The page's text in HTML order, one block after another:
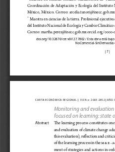
Coordinación  de  Adaptación  y  Ecología  del  Instituto
México, México Correo: arcelia.tanori@in
** Maestra en ciencias de la tierra. Profesional
del Instituto Nacional de Ecología y Cambio Climático
Correo: martha.perez@inecc.gob.mx orcid. org/0000-
doi.org/10.32870/cer.v0i127.7802 / Esta obra está
NoComercial-SinDerivadas
| 7 |
carta económica regional |
  issn-
e:  2683-2852 | a ñ o
Monitoring and
focused on learning: state
Abstract The learning process constitutes
and evaluation of climate change
this evaluation), reflection and
of the learning process in the m&e-
ment of strategies and actions in